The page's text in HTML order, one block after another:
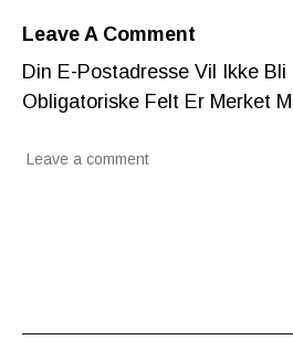
Leave A Comment
Din E-Postadresse Vil Ikke Bli
Obligatoriske Felt Er Merket